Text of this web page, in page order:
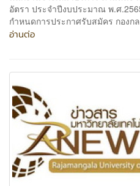
อัตรา ประจำปีงบประมาณ
กำหนดการประกาศรับสมัคร กองก
อ่านต่อ